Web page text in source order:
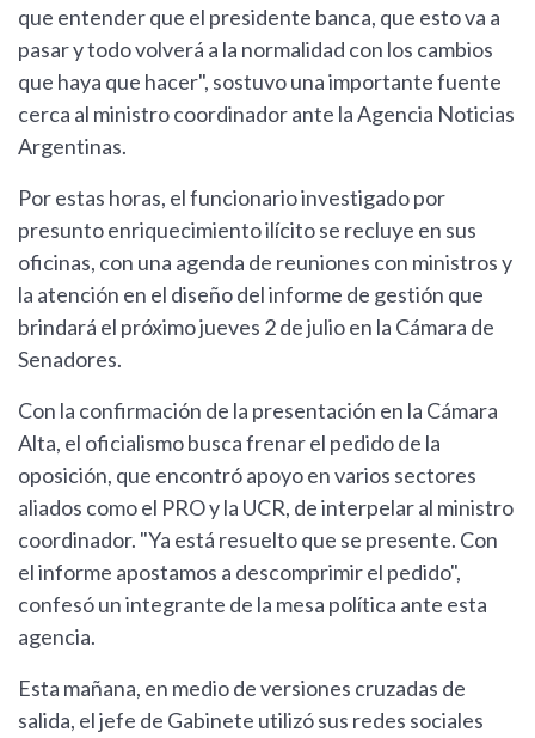
que entender que el presidente banca, que esto va a
pasar y todo volverá a la normalidad con los cambios
que haya que hacer", sostuvo una importante fuente
cerca al ministro coordinador ante la Agencia Noticias
Argentinas.
Por estas horas, el funcionario investigado por
presunto enriquecimiento ilícito se recluye en sus
oficinas, con una agenda de reuniones con ministros y
la atención en el diseño del informe de gestión que
brindará el próximo jueves 2 de julio en la Cámara de
Senadores.
Con la confirmación de la presentación en la Cámara
Alta, el oficialismo busca frenar el pedido de la
oposición, que encontró apoyo en varios sectores
aliados como el PRO y la UCR, de interpelar al ministro
coordinador. "Ya está resuelto que se presente. Con
el informe apostamos a descomprimir el pedido",
confesó un integrante de la mesa política ante esta
agencia.
Esta mañana, en medio de versiones cruzadas de
salida, el jefe de Gabinete utilizó sus redes sociales